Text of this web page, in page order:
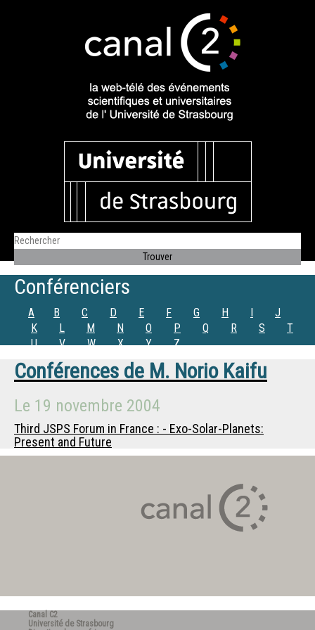
Conférenciers
A B C D E F G H I
J
K
L M N O P Q R S
T
U
V W X Y Z
Conférences de M. Norio Kaifu
Le 19 novembre 2004
Third JSPS Forum in France : - Exo-Solar-Planets:
Present and Future
Canal C2
Université de Strasbourg